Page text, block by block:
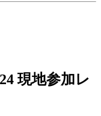
現地参加レ